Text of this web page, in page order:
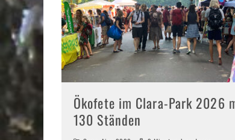
Ökofete im Clara-Park 2026
130 Ständen